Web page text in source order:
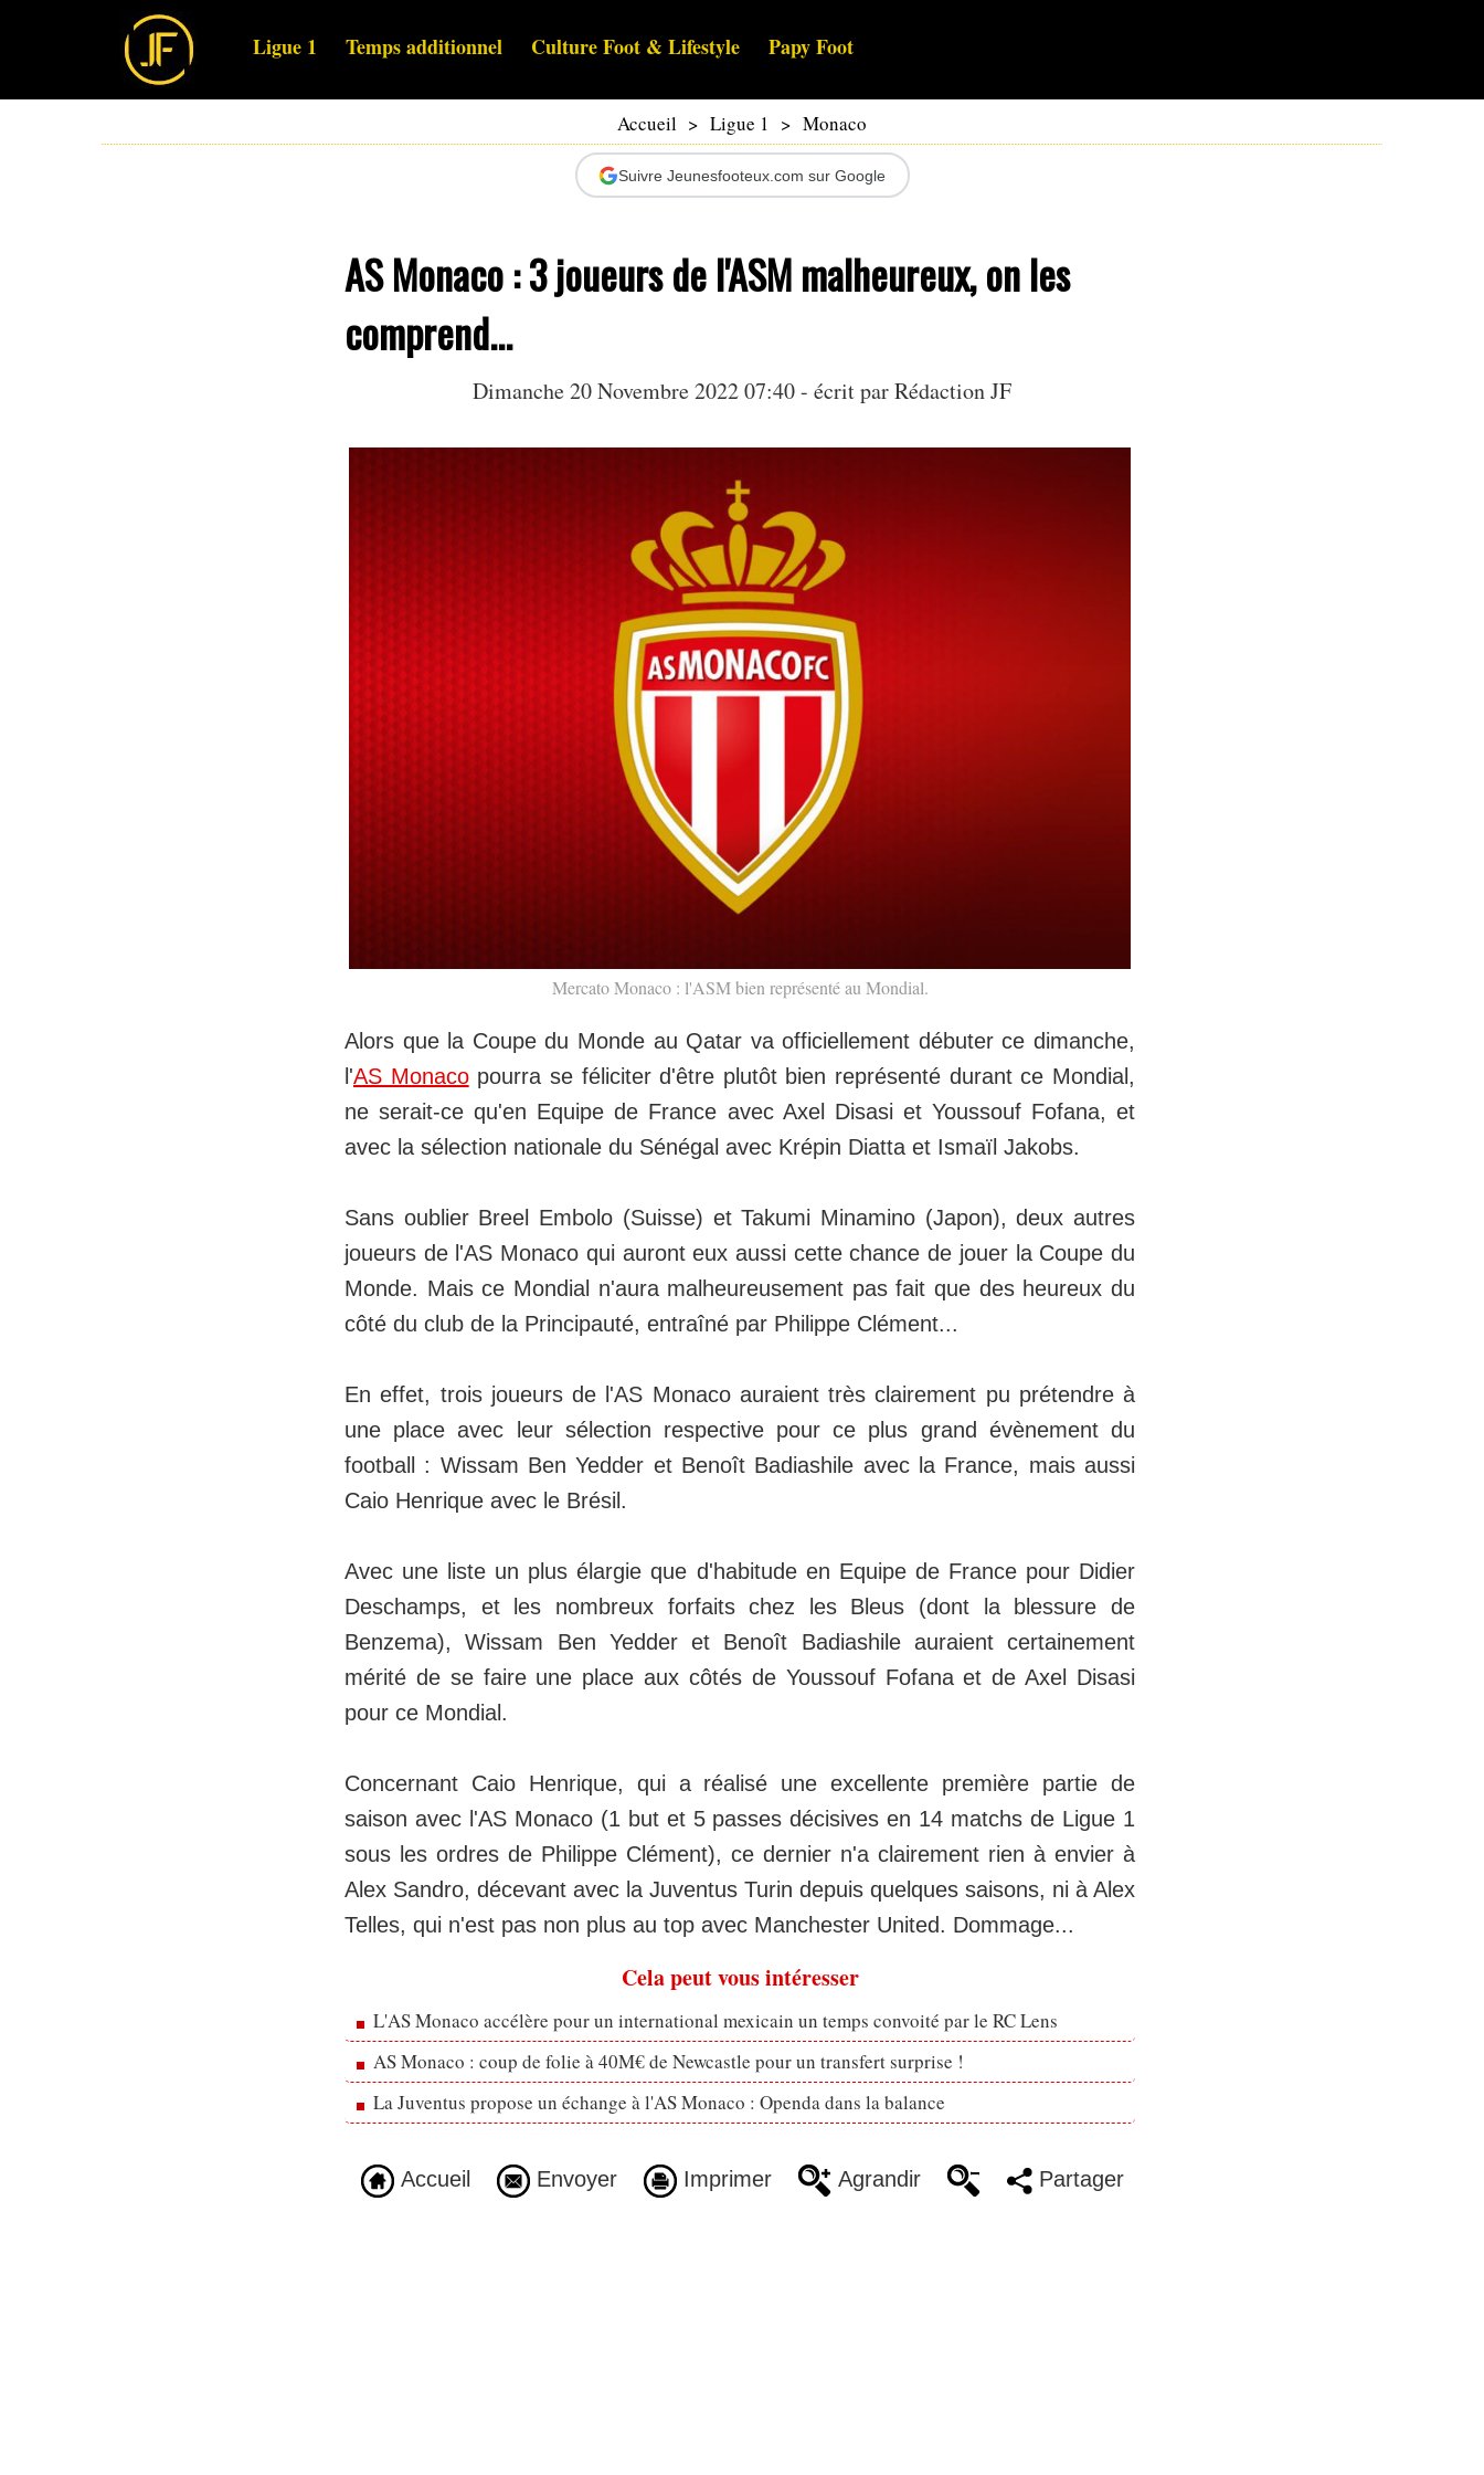
Ligue 1 Temps additionnel Culture Foot & Lifestyle Papy Foot
Accueil > Ligue 1 > Monaco
Suivre Jeunesfooteux.com sur Google
AS Monaco : 3 joueurs de l'ASM malheureux, on les
comprend...
Dimanche 20 Novembre 2022 07:40 - écrit par Rédaction JF
Mercato Monaco : l'ASM bien représenté au Mondial.
Alors que la Coupe du Monde au Qatar va officiellement débuter ce dimanche,
l'AS Monacopourra se féliciter d'être plutôt bien représenté durant ce Mondial,
ne serait-ce qu'en Equipe de France avec Axel Disasi et Youssouf Fofana, et
avec la sélection nationale du Sénégal avec Krépin Diatta et Ismaïl Jakobs.
Sans oublier Breel Embolo (Suisse) et Takumi Minamino (Japon), deux autres
joueurs de l'AS Monaco qui auront eux aussi cette chance de jouer la Coupe du
Monde. Mais ce Mondial n'aura malheureusement pas fait que des heureux du
côté du club de la Principauté, entraîné par Philippe Clément...
En effet, trois joueurs de l'AS Monaco auraient très clairement pu prétendre à
une place avec leur sélection respective pour ce plus grand évènement du
football : Wissam Ben Yedder et Benoît Badiashile avec la France, mais aussi
Caio Henrique avec le Brésil.
Avec une liste un plus élargie que d'habitude en Equipe de France pour Didier
Deschamps, et les nombreux forfaits chez les Bleus (dont la blessure de
Benzema), Wissam Ben Yedder et Benoît Badiashile auraient certainement
mérité de se faire une place aux côtés de Youssouf Fofana et de Axel Disasi
pour ce Mondial.
Concernant Caio Henrique, qui a réalisé une excellente première partie de
saison avec l'AS Monaco (1 but et 5 passes décisives en 14 matchs de Ligue 1
sous les ordres de Philippe Clément), ce dernier n'a clairement rien à envier à
Alex Sandro, décevant avec la Juventus Turin depuis quelques saisons, ni à Alex
Telles, qui n'est pas non plus au top avec Manchester United. Dommage...
Cela peut vous intéresser
L'AS Monaco accélère pour un international mexicain un temps convoité par le RC Lens
AS Monaco : coup de folie à 40M€ de Newcastle pour un transfert surprise !
La Juventus propose un échange à l'AS Monaco : Openda dans la balance
Accueil Envoyer Imprimer Agrandir Partager